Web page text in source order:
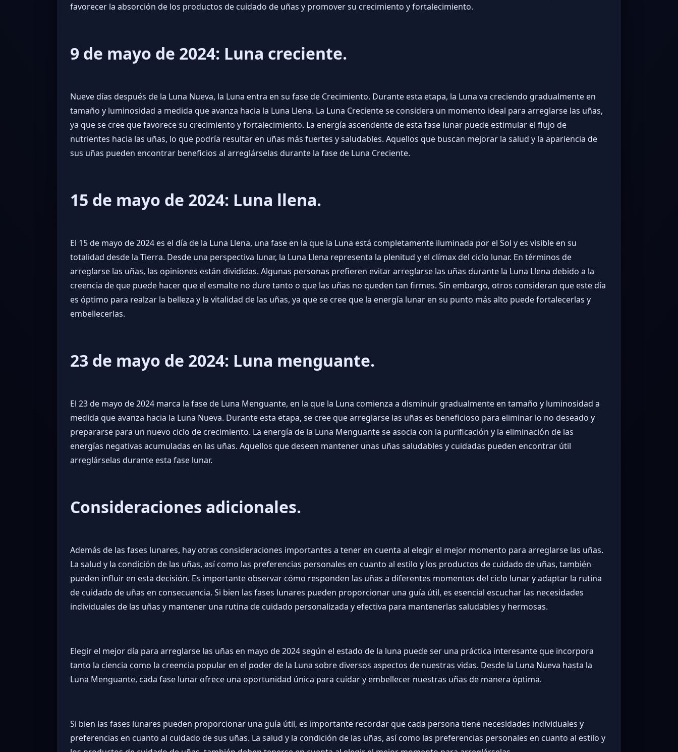
favorecer la absorción de los productos de cuidado de uñas y promover su crecimiento y fortalecimiento.
9 de mayo de 2024: Luna creciente.
Nueve días después de la Luna Nueva, la Luna entra en su fase de Crecimiento. Durante esta etapa, la Luna va creciendo gradualmente en
tamaño y luminosidad a medida que avanza hacia la Luna Llena. La Luna Creciente se considera un momento ideal para arreglarse las uñas,
ya que se cree que favorece su crecimiento y fortalecimiento. La energía ascendente de esta fase lunar puede estimular el flujo de
nutrientes hacia las uñas, lo que podría resultar en uñas más fuertes y saludables. Aquellos que buscan mejorar la salud y la apariencia de
sus uñas pueden encontrar beneficios al arreglárselas durante la fase de Luna Creciente.
15 de mayo de 2024: Luna llena.
El 15 de mayo de 2024 es el día de la Luna Llena, una fase en la que la Luna está completamente iluminada por el Sol y es visible en su
totalidad desde la Tierra. Desde una perspectiva lunar, la Luna Llena representa la plenitud y el clímax del ciclo lunar. En términos de
arreglarse las uñas, las opiniones están divididas. Algunas personas prefieren evitar arreglarse las uñas durante la Luna Llena debido a la
creencia de que puede hacer que el esmalte no dure tanto o que las uñas no queden tan firmes. Sin embargo, otros consideran que este día
es óptimo para realzar la belleza y la vitalidad de las uñas, ya que se cree que la energía lunar en su punto más alto puede fortalecerlas y
embellecerlas.
23 de mayo de 2024: Luna menguante.
El 23 de mayo de 2024 marca la fase de Luna Menguante, en la que la Luna comienza a disminuir gradualmente en tamaño y luminosidad a
medida que avanza hacia la Luna Nueva. Durante esta etapa, se cree que arreglarse las uñas es beneficioso para eliminar lo no deseado y
prepararse para un nuevo ciclo de crecimiento. La energía de la Luna Menguante se asocia con la purificación y la eliminación de las
energías negativas acumuladas en las uñas. Aquellos que deseen mantener unas uñas saludables y cuidadas pueden encontrar útil
arreglárselas durante esta fase lunar.
Consideraciones adicionales.
Además de las fases lunares, hay otras consideraciones importantes a tener en cuenta al elegir el mejor momento para arreglarse las uñas.
La salud y la condición de las uñas, así como las preferencias personales en cuanto al estilo y los productos de cuidado de uñas, también
pueden influir en esta decisión. Es importante observar cómo responden las uñas a diferentes momentos del ciclo lunar y adaptar la rutina
de cuidado de uñas en consecuencia. Si bien las fases lunares pueden proporcionar una guía útil, es esencial escuchar las necesidades
individuales de las uñas y mantener una rutina de cuidado personalizada y efectiva para mantenerlas saludables y hermosas.
Elegir el mejor día para arreglarse las uñas en mayo de 2024 según el estado de la luna puede ser una práctica interesante que incorpora
tanto la ciencia como la creencia popular en el poder de la Luna sobre diversos aspectos de nuestras vidas. Desde la Luna Nueva hasta la
Luna Menguante, cada fase lunar ofrece una oportunidad única para cuidar y embellecer nuestras uñas de manera óptima.
Si bien las fases lunares pueden proporcionar una guía útil, es importante recordar que cada persona tiene necesidades individuales y
preferencias en cuanto al cuidado de sus uñas. La salud y la condición de las uñas, así como las preferencias personales en cuanto al estilo y